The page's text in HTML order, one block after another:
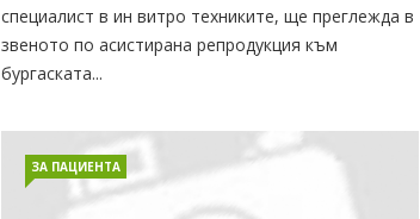
специалист в ин витро техниките, ще преглежда в
звеното по асистирана репродукция към
бургаската...
ЗА ПАЦИЕНТА